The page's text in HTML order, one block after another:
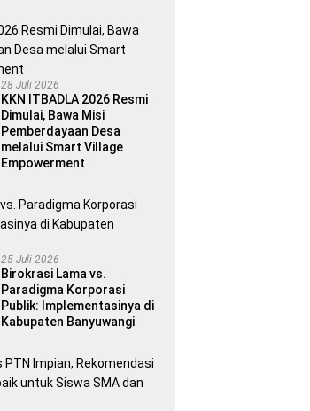
28 Juli 2026
KKN ITBADLA 2026 Resmi
Dimulai, Bawa Misi
Pemberdayaan Desa
melalui Smart Village
Empowerment
25 Juli 2026
Birokrasi Lama vs.
Paradigma Korporasi
Publik: Implementasinya di
Kabupaten Banyuwangi